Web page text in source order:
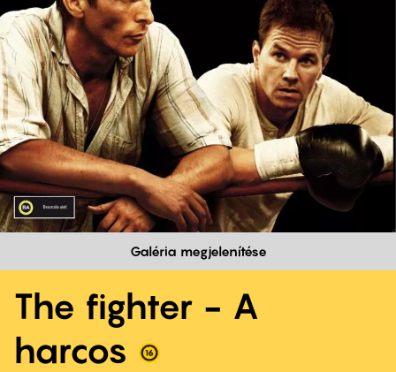
Galéria megjelenítése
The fighter - A
harcos